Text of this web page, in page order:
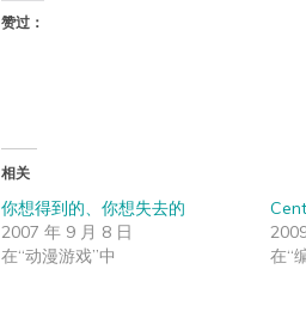
赞过：
相关
你想得到的、你想失去的
2007 年 9 月 8 日
在“动漫游戏”中
在“